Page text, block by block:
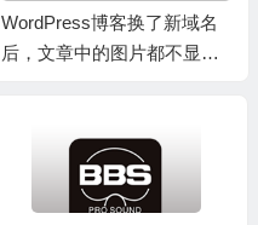
WordPress博客换了新域名
后，文章中的图片都不显示